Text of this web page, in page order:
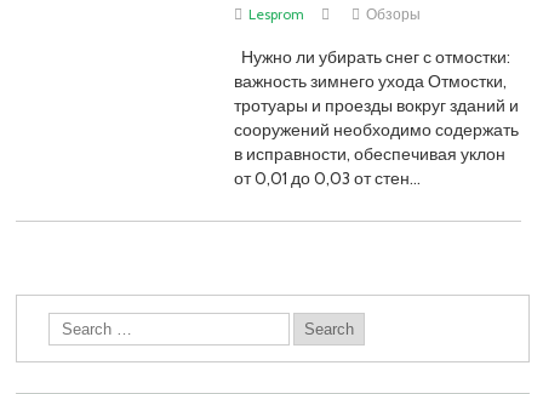
Lesprom Обзоры
Нужно ли убирать снег с отмостки:
важность зимнего ухода Отмостки,
тротуары и проезды вокруг зданий и
сооружений необходимо содержать
в исправности, обеспечивая уклон
от 0,01 до 0,03 от стен…